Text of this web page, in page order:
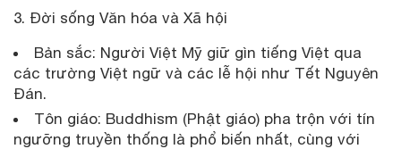
3. Đời sống Văn hóa và Xã hội
Bản sắc: Người Việt Mỹ giữ gìn tiếng Việt qua
các trường Việt ngữ và các lễ hội như Tết Nguyên
Đán.
Tôn giáo: Buddhism (Phật giáo) pha trộn với tín
ngưỡng truyền thống là phổ biến nhất, cùng với